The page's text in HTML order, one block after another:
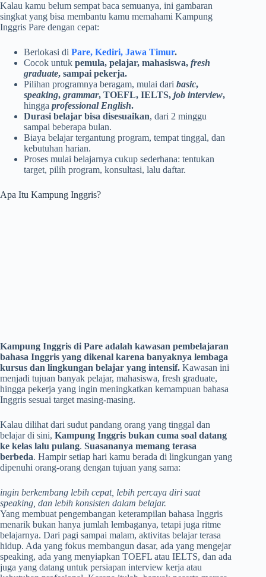
Kalau kamu belum sempat baca semuanya, ini gambaran
singkat yang bisa membantu kamu memahami Kampung
Inggris Pare dengan cepat:
Berlokasi di Pare, Kediri, Jawa Timur.
Cocok untuk pemula, pelajar, mahasiswa, fresh
graduate, sampai pekerja.
Pilihan programnya beragam, mulai dari basic,
speaking, grammar, TOEFL, IELTS, job interview,
hingga professional English.
Durasi belajar bisa disesuaikan, dari 2 minggu
sampai beberapa bulan.
Biaya belajar tergantung program, tempat tinggal, dan
kebutuhan harian.
Proses mulai belajarnya cukup sederhana: tentukan
target, pilih program, konsultasi, lalu daftar.
Apa Itu Kampung Inggris?
Kampung Inggris di Pare adalah kawasan pembelajaran
bahasa Inggris yang dikenal karena banyaknya lembaga
kursus dan lingkungan belajar yang intensif. Kawasan ini
menjadi tujuan banyak pelajar, mahasiswa, fresh graduate,
hingga pekerja yang ingin meningkatkan kemampuan bahasa
Inggris sesuai target masing-masing.
Kalau dilihat dari sudut pandang orang yang tinggal dan
belajar di sini, Kampung Inggris bukan cuma soal datang
ke kelas lalu pulang. Suasananya memang terasa
berbeda. Hampir setiap hari kamu berada di lingkungan yang
dipenuhi orang-orang dengan tujuan yang sama:
ingin berkembang lebih cepat, lebih percaya diri saat
speaking, dan lebih konsisten dalam belajar.
Yang membuat pengembangan keterampilan bahasa Inggris
menarik bukan hanya jumlah lembaganya, tetapi juga ritme
belajarnya. Dari pagi sampai malam, aktivitas belajar terasa
hidup. Ada yang fokus membangun dasar, ada yang mengejar
speaking, ada yang menyiapkan TOEFL atau IELTS, dan ada
juga yang datang untuk persiapan interview kerja atau